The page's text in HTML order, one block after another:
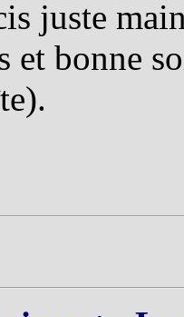
juste
et bonne